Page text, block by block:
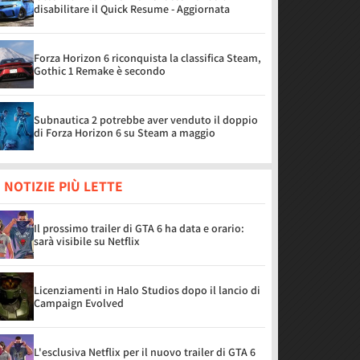
disabilitare il Quick Resume - Aggiornata
Forza Horizon 6 riconquista la classifica Steam,
Gothic 1 Remake è secondo
Subnautica 2 potrebbe aver venduto il doppio
di Forza Horizon 6 su Steam a maggio
NOTIZIE PIÙ LETTE
Il prossimo trailer di GTA 6 ha data e orario:
sarà visibile su Netflix
Licenziamenti in Halo Studios dopo il lancio di
Campaign Evolved
L'esclusiva Netflix per il nuovo trailer di GTA 6